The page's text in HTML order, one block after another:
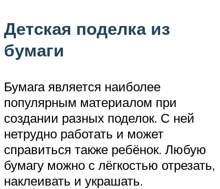
Детская поделка из
бумаги
Бумага является наиболее
популярным материалом при
создании разных поделок. С ней
нетрудно работать и может
справиться также ребёнок. Любую
бумагу можно с лёгкостью отрезать,
наклеивать и украшать.